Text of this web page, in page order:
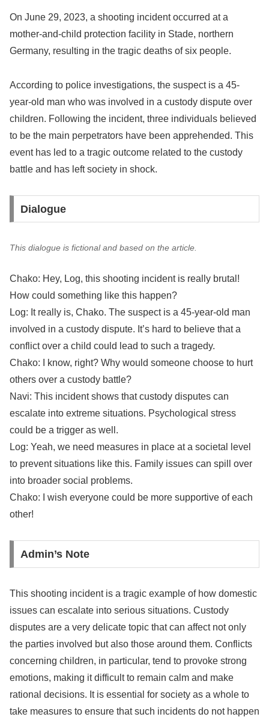
On June 29, 2023, a shooting incident occurred at a
mother-and-child protection facility in Stade, northern
Germany, resulting in the tragic deaths of six people.
According to police investigations, the suspect is a 45-
year-old man who was involved in a custody dispute over
children. Following the incident, three individuals believed
to be the main perpetrators have been apprehended. This
event has led to a tragic outcome related to the custody
battle and has left society in shock.
Dialogue
This dialogue is fictional and based on the article.
Chako: Hey, Log, this shooting incident is really brutal!
How could something like this happen?
Log: It really is, Chako. The suspect is a 45-year-old man
involved in a custody dispute. It’s hard to believe that a
conflict over a child could lead to such a tragedy.
Chako: I know, right? Why would someone choose to hurt
others over a custody battle?
Navi: This incident shows that custody disputes can
escalate into extreme situations. Psychological stress
could be a trigger as well.
Log: Yeah, we need measures in place at a societal level
to prevent situations like this. Family issues can spill over
into broader social problems.
Chako: I wish everyone could be more supportive of each
other!
Admin’s Note
This shooting incident is a tragic example of how domestic
issues can escalate into serious situations. Custody
disputes are a very delicate topic that can affect not only
the parties involved but also those around them. Conflicts
concerning children, in particular, tend to provoke strong
emotions, making it difficult to remain calm and make
rational decisions. It is essential for society as a whole to
take measures to ensure that such incidents do not happen